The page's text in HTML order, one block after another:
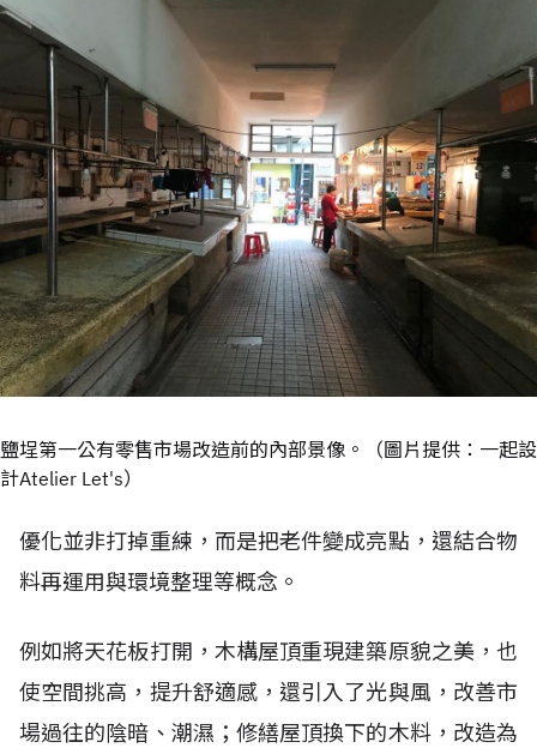
鹽埕第一公有零售市場改造前的內部景像。（圖片提供：一起設
計Atelier Let's）
優化並非打掉重練，而是把老件變成亮點，還結合物
料再運用與環境整理等概念。
例如將天花板打開，木構屋頂重現建築原貌之美，也
使空間挑高，提升舒適感，還引入了光與風，改善市
場過往的陰暗、潮濕；修繕屋頂換下的木料，改造為